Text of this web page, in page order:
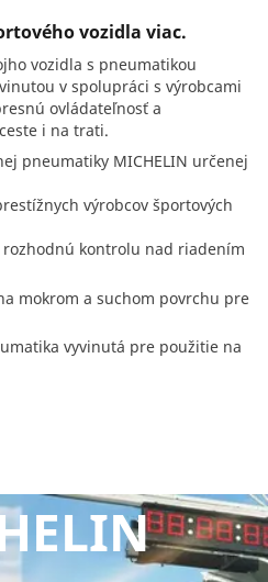
vozidla viac.
vozidla s pneumatikou
v spolupráci s výrobcami
ovládateľnosť a
i na trati.
pneumatiky MICHELIN určenej
výrobcov športových
kontrolu nad riadením
mokrom a suchom povrchu pre
vyvinutá pre použitie na